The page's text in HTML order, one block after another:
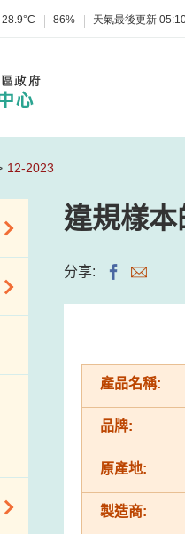
28.9°C 86% 天氣最後更新
12-2023
違規樣
分享:
產品名稱:
品牌:
原產地:
製造商: